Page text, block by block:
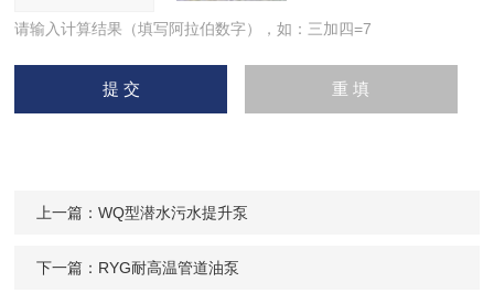
请输入计算结果（填写阿拉伯数字），如：三加四=7
上一篇：WQ型潜水污水提升泵
下一篇： RYG耐高温管道油泵